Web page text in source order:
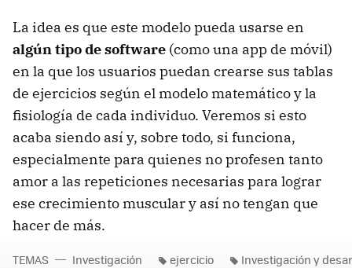
La idea es que este modelo pueda usarse en
algún tipo de software (como una app de móvil)
en la que los usuarios puedan crearse sus tablas
de ejercicios según el modelo matemático y la
fisiología de cada individuo. Veremos si esto
acaba siendo así y, sobre todo, si funciona,
especialmente para quienes no profesen tanto
amor a las repeticiones necesarias para lograr
ese crecimiento muscular y así no tengan que
hacer de más.
TEMAS Investigación ejercicio Investigación y